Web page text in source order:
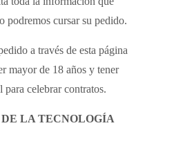
podremos cursar su pedido.
a través de esta página
mayor de 18 años y tener
para celebrar contratos.
LA TECNOLOGÍA